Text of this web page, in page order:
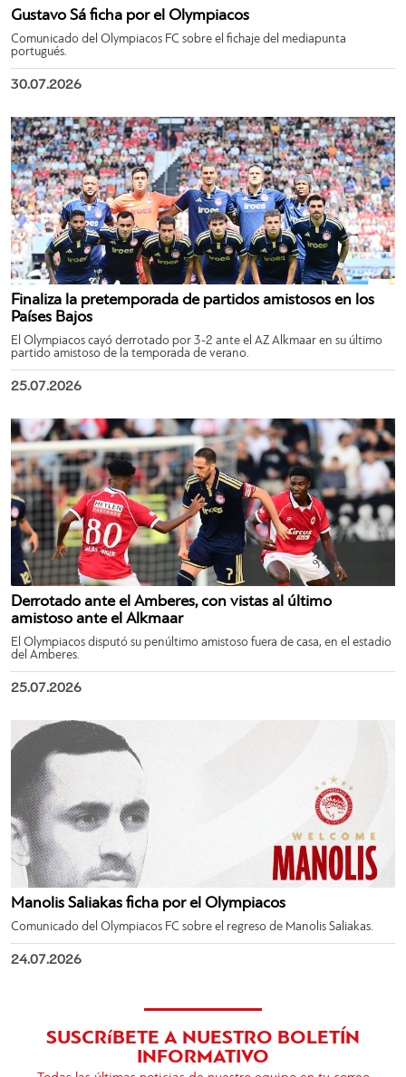
Gustavo Sá ficha por el Olympiacos
Comunicado del Olympiacos FC sobre el fichaje del mediapunta
portugués.
30.07.2026
Finaliza la pretemporada de partidos amistosos en los
Países Bajos
El Olympiacos cayó derrotado por 3-2 ante el AZ Alkmaar en su último
partido amistoso de la temporada de verano.
25.07.2026
Derrotado ante el Amberes, con vistas al último
amistoso ante el Alkmaar
El Olympiacos disputó su penúltimo amistoso fuera de casa, en el estadio
del Amberes.
25.07.2026
Manolis Saliakas ficha por el Olympiacos
Comunicado del Olympiacos FC sobre el regreso de Manolis Saliakas.
24.07.2026
SUSCRíBETE A NUESTRO BOLETÍN
INFORMATIVO